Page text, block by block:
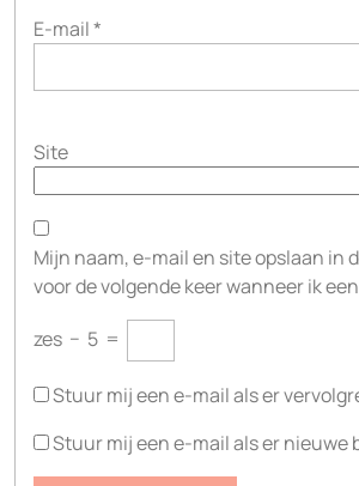
E-mail*
Site
Mijn naam, e-mail en site opslaan in
voor de volgende keer wanneer ik
zes − 5 =
Stuur mij een e-mail als er
Stuur mij een e-mail als er nieuwe